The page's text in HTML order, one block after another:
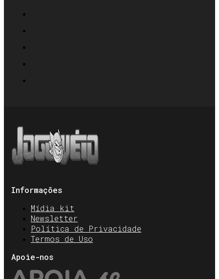
Informações
Mídia kit
Newsletter
Política de Privacidade
Termos de Uso
Apoie-nos